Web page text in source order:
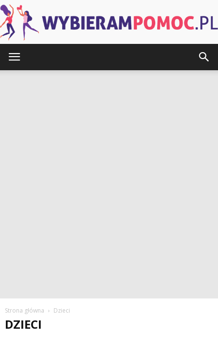
Strona główna Dzieci
DZIECI